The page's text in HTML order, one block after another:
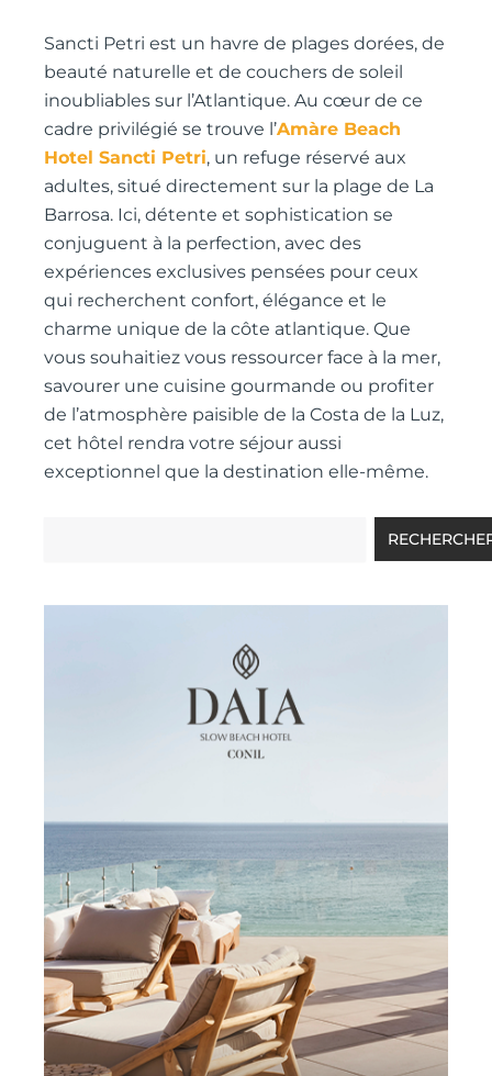
Sancti Petri est un havre de plages dorées, de
beauté naturelle et de couchers de soleil
inoubliables sur l’Atlantique. Au cœur de ce
cadre privilégié se trouve l’Amàre Beach
Hotel Sancti Petri, un refuge réservé aux
adultes, situé directement sur la plage de La
Barrosa. Ici, détente et sophistication se
conjuguent à la perfection, avec des
expériences exclusives pensées pour ceux
qui recherchent confort, élégance et le
charme unique de la côte atlantique. Que
vous souhaitiez vous ressourcer face à la mer,
savourer une cuisine gourmande ou profiter
de l’atmosphère paisible de la Costa de la Luz,
cet hôtel rendra votre séjour aussi
exceptionnel que la destination elle-même.